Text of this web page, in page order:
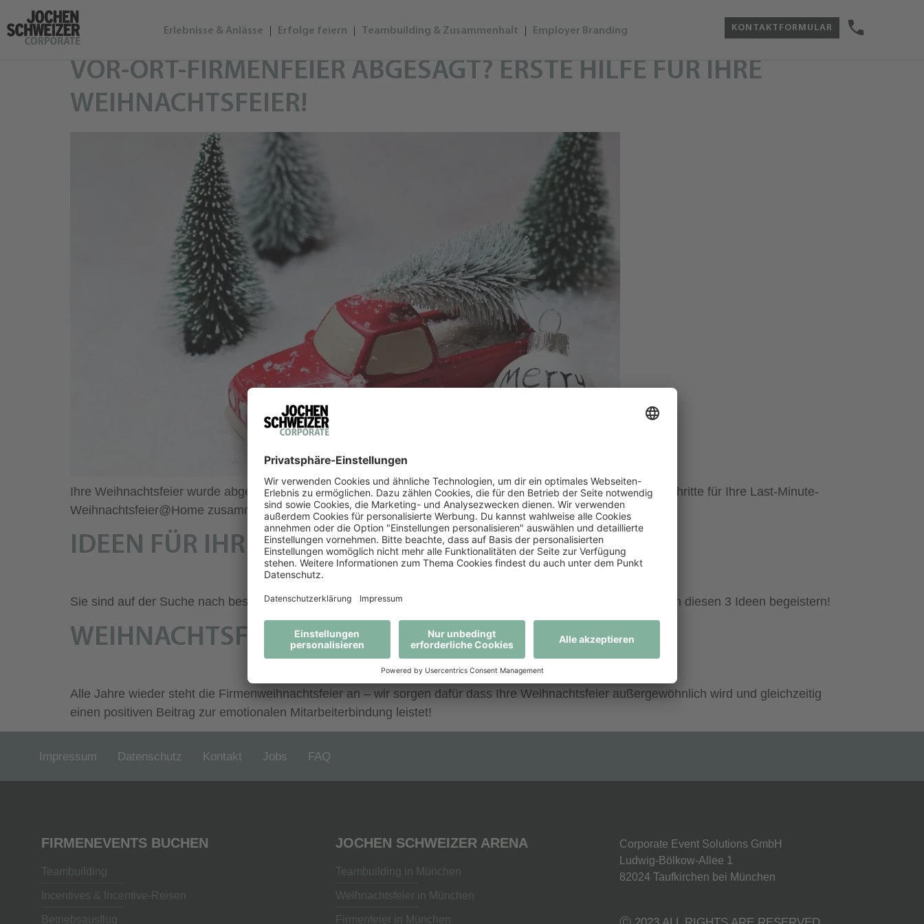
Erlebnisse & Anlässe Erfolge feiern Teambuilding & Zusammenhalt Employer Branding KONTAKTFORMULAR
VOR-ORT-FIRMENFEIER ABGESAGT? ERSTE HILFE FÜR IHRE
WEIHNACHTSFEIER!
Ihre Weihnachtsfeier wurde abgesagt und Sie brauchen einen originellen Ersatz? Wir haben die wichtigsten Schritte für Ihre Last-Minute-
Weihnachtsfeier@Home zusammengefasst.
IDEEN FÜR IHRE DIGITALE WEIHNACHTSFEIER 2021
Sie sind auf der Suche nach besonderen Highlights für Ihre virtuelle Weihnachtsfeier? Dann lassen Sie sich von diesen 3 Ideen begeistern!
WEIHNACHTSFEIER FÜR IHRE FIRMA
Alle Jahre wieder steht die Firmenweihnachtsfeier an – wir sorgen dafür dass Ihre Weihnachtsfeier außergewöhnlich wird und gleichzeitig
einen positiven Beitrag zur emotionalen Mitarbeiterbindung leistet!
Impressum Datenschutz Kontakt Jobs FAQ
FIRMENEVENTS BUCHEN
Teambuilding
Incentives & Incentive-Reisen
Betriebsausflug
JOCHEN SCHWEIZER ARENA
Teambuilding in München
Weihnachtsfeier in München
Firmenfeier in München
Corporate Event Solutions GmbH
Ludwig-Bölkow-Allee 1
82024 Taufkirchen bei München